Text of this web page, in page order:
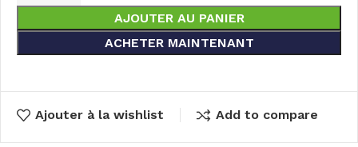
AJOUTER AU PANIER
ACHETER MAINTENANT
Ajouter à la wishlist Add to compare